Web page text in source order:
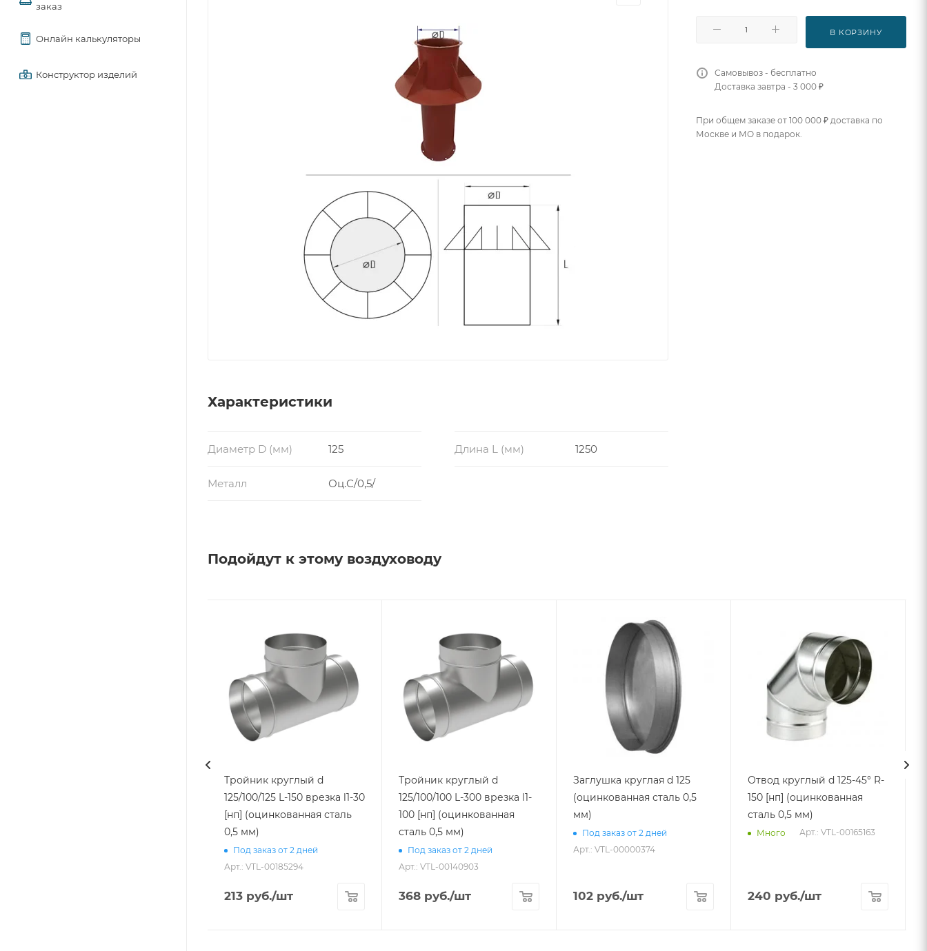
заказ
Онлайн калькуляторы
Конструктор изделий
Характеристики
Диаметр D (мм) 125 Длина L (мм) 1250
Металл Оц.С/0,5/
В КОРЗИНУ
Самовывоз - бесплатно
Доставка завтра - 3 000 ₽
При общем заказе от 100 000 ₽ доставка по
Москве и МО в подарок.
Подойдут к этому воздуховоду
Тройник круглый d
125/100/125 L-150 врезка l1-30
[нп] (оцинкованная сталь
0,5 мм)
Под заказ от 2 дней
Арт.: VTL-00185294
213 руб./шт
Тройник круглый d
125/100/100 L-300 врезка l1-
100 [нп] (оцинкованная
сталь 0,5 мм)
Под заказ от 2 дней
Арт.: VTL-00140903
368 руб./шт
Заглушка круглая d 125
(оцинкованная сталь 0,5
мм)
Под заказ от 2 дней
Арт.: VTL-00000374
102 руб./шт
Отвод круглый d 125-45° R-
150 [нп] (оцинкованная
сталь 0,5 мм)
Много Арт.: VTL-00165163
240 руб./шт